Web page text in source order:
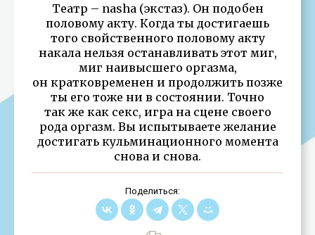
Театр – nasha (экстаз). Он подобен
половому акту. Когда ты достигаешь
того свойственного половому акту
накала нельзя останавливать этот миг,
миг наивысшего оргазма,
он кратковременен и продолжить позже
ты его тоже ни в состоянии. Точно
так же как секс, игра на сцене своего
рода оргазм. Вы испытываете желание
достигать кульминационного момента
снова и снова.
Поделиться: